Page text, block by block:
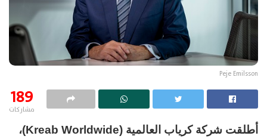
Peje Emilsson
189
مشاركات
أطلقت شركة كرياب العالمية (Kreab Worldwide)،